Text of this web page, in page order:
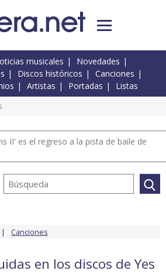
musicales
Novedades
Discos históricos
Canciones
Artistas Portadas Listas
II' es el regreso a la pista de baile de
Canciones
en los discos de Yes